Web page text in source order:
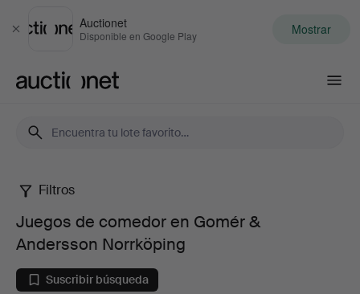
Cerrar
Auctionet
Disponible en Google Play Mostrar
Juegos
de
comedor
Filtros
Juegos de comedor en Gomér &
Andersson Norrköping
Suscribir búsqueda